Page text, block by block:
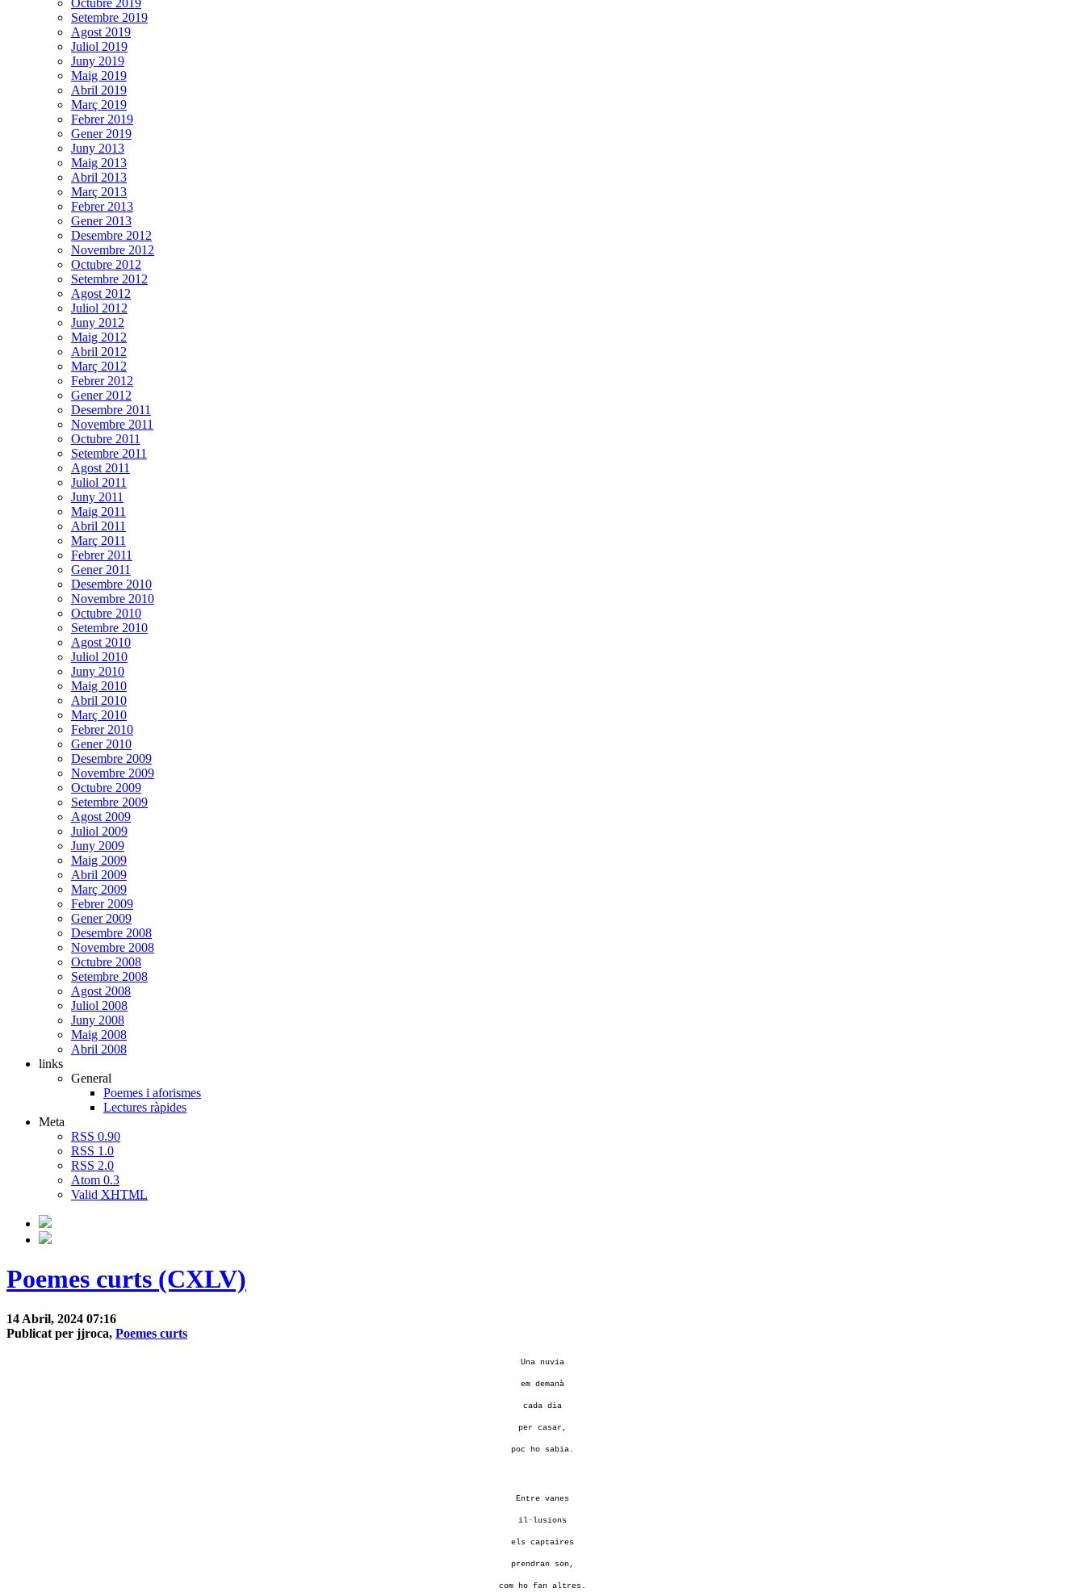
Setembre 2019
Agost 2019
Juliol 2019
Juny 2019
Maig 2019
Abril 2019
Març 2019
Febrer 2019
Gener 2019
Juny 2013
Maig 2013
Abril 2013
Març 2013
Febrer 2013
Gener 2013
Desembre 2012
Novembre 2012
Octubre 2012
Setembre 2012
Agost 2012
Juliol 2012
Juny 2012
Maig 2012
Abril 2012
Març 2012
Febrer 2012
Gener 2012
Desembre 2011
Novembre 2011
Octubre 2011
Setembre 2011
Agost 2011
Juliol 2011
Juny 2011
Maig 2011
Abril 2011
Març 2011
Febrer 2011
Gener 2011
Desembre 2010
Novembre 2010
Octubre 2010
Setembre 2010
Agost 2010
Juliol 2010
Juny 2010
Maig 2010
Abril 2010
Març 2010
Febrer 2010
Gener 2010
Desembre 2009
Novembre 2009
Octubre 2009
Setembre 2009
Agost 2009
Juliol 2009
Juny 2009
Maig 2009
Abril 2009
Març 2009
Febrer 2009
Gener 2009
Desembre 2008
Novembre 2008
Octubre 2008
Setembre 2008
Agost 2008
Juliol 2008
Juny 2008
Maig 2008
Abril 2008
links
General
Poemes i aforismes
Lectures ràpides
Meta
RSS 0.90
RSS 1.0
RSS 2.0
Atom 0.3
Valid XHTML
Poemes curts (CXLV)
14 Abril, 2024 07:16
Publicat per jjroca, Poemes curts
Una nuvia
em demanà
cada dia
per casar,
poc ho sabia.
Entre vanes
il·lusions
els captaires
prendran son,
com ho fan altres.